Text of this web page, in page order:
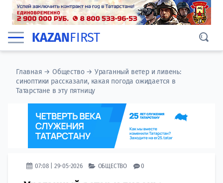
KAZANFIRST
Главная →Общество→ Ураганный ветер и ливень:
синоптики рассказали, какая погода ожидается в
Татарстане в эту пятницу
07:08 | 29-05-2026 ОБЩЕСТВО 0